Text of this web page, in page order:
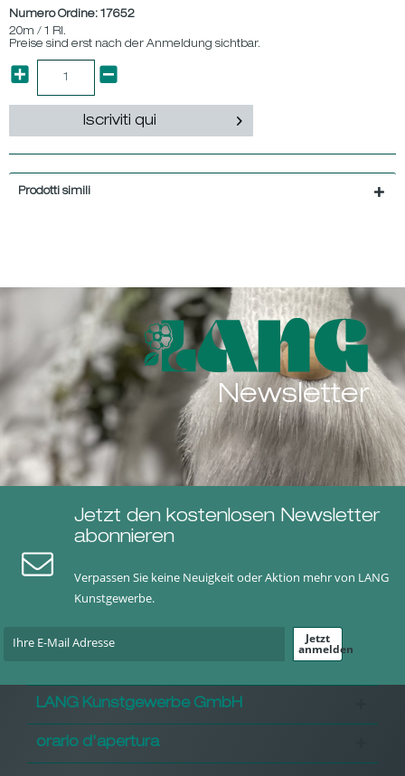
Numero Ordine: 17652
20m / 1 Rl.
Preise sind erst nach der Anmeldung sichtbar.
Iscriviti qui
Prodotti simili
Newsletter
Jetzt den kostenlosen Newsletter
abonnieren
Verpassen Sie keine Neuigkeit oder Aktion mehr von LANG
Kunstgewerbe.
Jetzt
anmelden
LANG Kunstgewerbe GmbH
orario d'apertura